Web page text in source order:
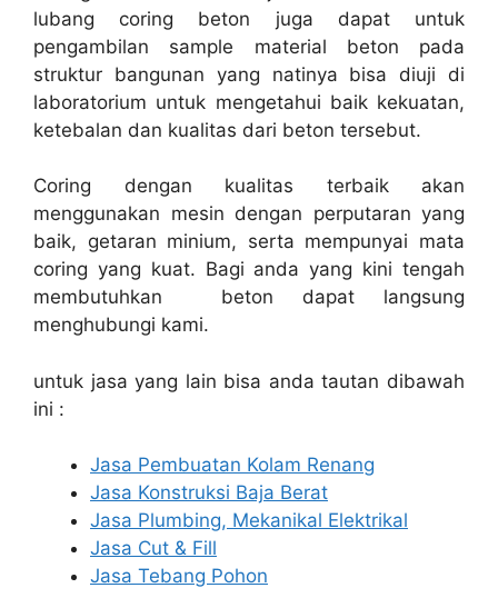
lubang coring beton juga dapat untuk
pengambilan sample material beton pada
struktur bangunan yang natinya bisa diuji di
laboratorium untuk mengetahui baik kekuatan,
ketebalan dan kualitas dari beton tersebut.
Coring dengan kualitas terbaik akan
menggunakan mesin dengan perputaran yang
baik, getaran minium, serta mempunyai mata
coring yang kuat. Bagi anda yang kini tengah
membutuhkan beton dapat langsung
menghubungi kami.
untuk jasa yang lain bisa anda tautan dibawah
ini :
Jasa Pembuatan Kolam Renang
Jasa Konstruksi Baja Berat
Jasa Plumbing, Mekanikal Elektrikal
Jasa Cut & Fill
Jasa Tebang Pohon